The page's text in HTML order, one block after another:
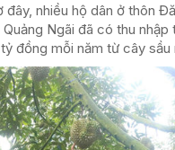
đây, nhiều hộ dân ở thôn
Ngãi đã có thu nhập
đồng mỗi năm từ cây sầu